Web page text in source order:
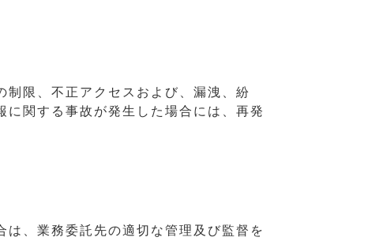
限、不正アクセスおよび、漏洩、紛
関する事故が発生した場合には、再発
、業務委託先の適切な管理及び監督を